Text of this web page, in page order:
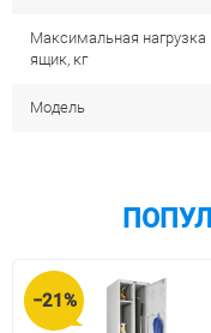
Максимальная нагрузка
ящик, кг
Модель
−21%